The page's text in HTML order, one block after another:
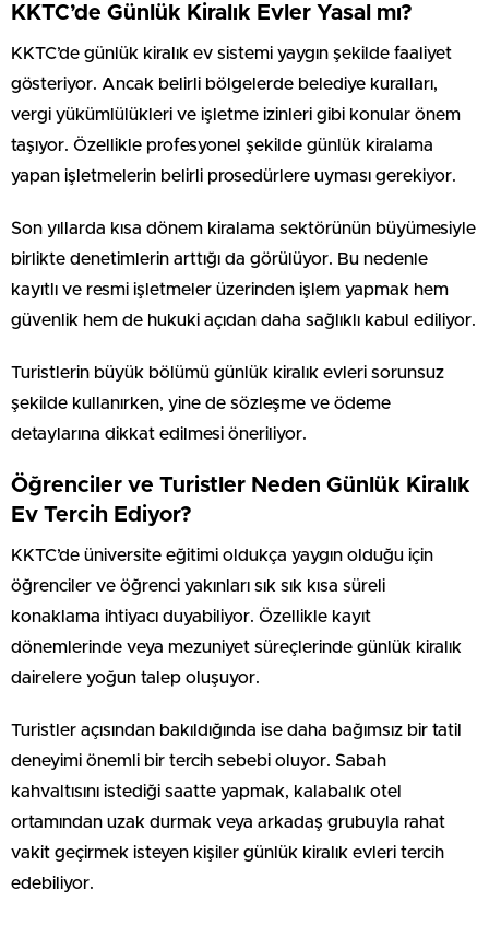
KKTC’de Günlük Kiralık Evler Yasal mı?
KKTC’de günlük kiralık ev sistemi yaygın şekilde faaliyet
gösteriyor. Ancak belirli bölgelerde belediye kuralları,
vergi yükümlülükleri ve işletme izinleri gibi konular önem
taşıyor. Özellikle profesyonel şekilde günlük kiralama
yapan işletmelerin belirli prosedürlere uyması gerekiyor.
Son yıllarda kısa dönem kiralama sektörünün büyümesiyle
birlikte denetimlerin arttığı da görülüyor. Bu nedenle
kayıtlı ve resmi işletmeler üzerinden işlem yapmak hem
güvenlik hem de hukuki açıdan daha sağlıklı kabul ediliyor.
Turistlerin büyük bölümü günlük kiralık evleri sorunsuz
şekilde kullanırken, yine de sözleşme ve ödeme
detaylarına dikkat edilmesi öneriliyor.
Öğrenciler ve Turistler Neden Günlük Kiralık
Ev Tercih Ediyor?
KKTC’de üniversite eğitimi oldukça yaygın olduğu için
öğrenciler ve öğrenci yakınları sık sık kısa süreli
konaklama ihtiyacı duyabiliyor. Özellikle kayıt
dönemlerinde veya mezuniyet süreçlerinde günlük kiralık
dairelere yoğun talep oluşuyor.
Turistler açısından bakıldığında ise daha bağımsız bir tatil
deneyimi önemli bir tercih sebebi oluyor. Sabah
kahvaltısını istediği saatte yapmak, kalabalık otel
ortamından uzak durmak veya arkadaş grubuyla rahat
vakit geçirmek isteyen kişiler günlük kiralık evleri tercih
edebiliyor.